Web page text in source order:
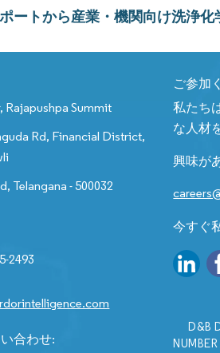
ートから産業・機関向け洗浄
Rajapushpa Summit
Rd, Financial District,
Telangana - 500032
2493
合わせ:
ご参加
私たち
な人材
興味が
今すぐ
D&B